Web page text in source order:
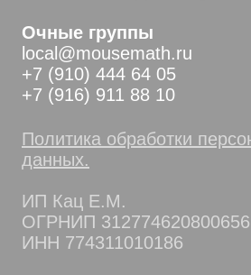
Очные группы
local@mousemath.ru
+7 (910) 444 64 05
+7 (916) 911 88 10
Политика обработки
данных.
ИП Кац Е.М.
ОГРНИП 312774620800656
ИНН 774311010186